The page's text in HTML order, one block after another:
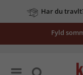
Har du
Fyld